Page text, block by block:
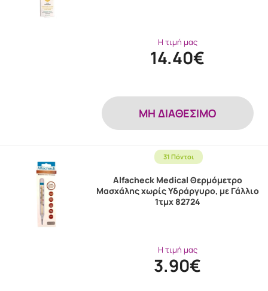
Η τιμή μας
14.40€
MH ΔΙΑΘΕΣΙΜΟ
31 Πόντοι
Alfacheck Medical Θερμόμετρο
Μασχάλης χωρίς Υδράργυρο, με Γάλλιο
1τμχ 82724
Η τιμή μας
3.90€